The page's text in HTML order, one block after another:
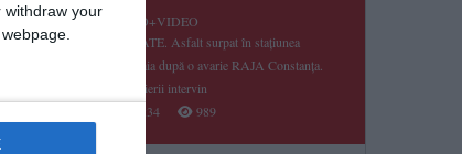
withdraw your
FOTO+VIDEO
UPDATE. Asfalt surpat în stațiunea
Mamaia după o avarie RAJA Constanța.
Pompierii intervin
19:34
989